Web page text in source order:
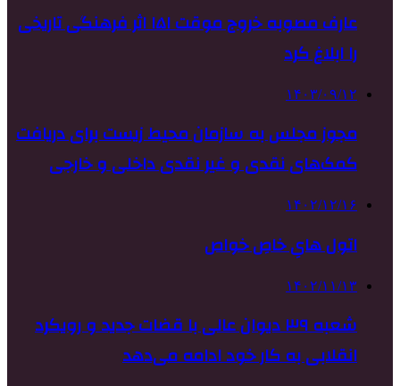
عارف مصوبه خروج موقت ۱۵۱ اثر فرهنگی تاریخی
را ابلاغ کرد
۱۴۰۳/۰۹/۱۲
مجوز مجلس به سازمان محیط زیست برای دریافت
کمک‌های نقدی و غیر نقدی داخلی و خارجی
۱۴۰۲/۱۲/۱۶
اتول هایِ خاصِ خواص
۱۴۰۲/۱۱/۱۳
شعبه ۳۹ دیوان عالی با قضات جدید و رویکرد
انقلابی به کار خود ادامه می‌دهد